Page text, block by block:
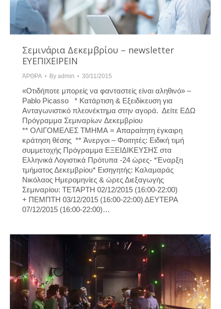
Σεμινάρια Δεκεμβρίου – newsletter
ΕΥΕΠΙΧΕΙΡΕΙΝ
ΆΡΘΡΑ By admin 30/11/2015
«Οτιδήποτε μπορείς να φανταστείς είναι αληθινό» –
Pablo Picasso * Κατάρτιση & Εξειδίκευση για
Ανταγωνιστικό πλεονέκτημα στην αγορά. Δείτε ΕΔΩ
Πρόγραμμα Σεμιναρίων Δεκεμβρίου
** ΟΛΙΓΟΜΕΛΕΣ ΤΜΗΜΑ = Απαραίτητη έγκαιρη
κράτηση θέσης ** Άνεργοι – Φοιτητές: Ειδική τιμή
συμμετοχής Πρόγραμμα ΕΞΕΙΔΙΚΕΥΣΗΣ στα
Ελληνικά Λογιστικά Πρότυπα -24 ώρες- *Έναρξη
τμήματος Δεκεμβρίου* Εισηγητής: Καλαμαράς
Νικόλαος Ημερομηνίες & ώρες Διεξαγωγής
Σεμιναρίου: ΤΕΤΑΡΤΗ 02/12/2015 (16:00-22:00)
+ ΠΕΜΠΤΗ 03/12/2015 (16:00-22:00) ΔΕΥΤΕΡΑ
07/12/2015 (16:00-22:00)…